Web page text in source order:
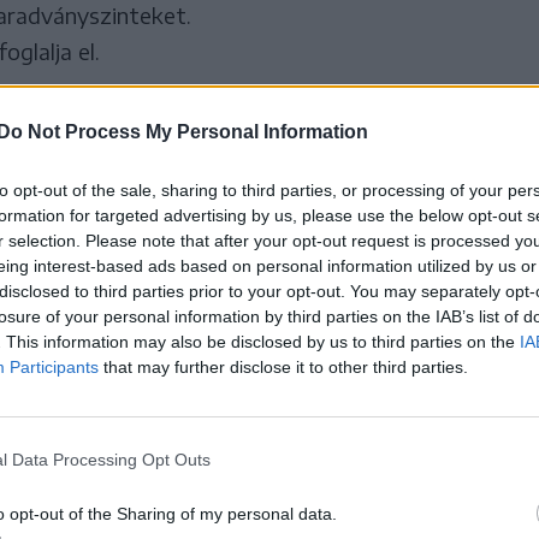
Do Not Process My Personal Information
opt-out of the sale, sharing to third parties, or processing of your
for targeted advertising by us, please use the below opt-out
selection. Please note that after your opt-out request is processed
interest-based ads based on personal information utilized by us
to third parties prior to your opt-out. You may separately
of your personal information by third parties on the IAB’s list of
This information may also be disclosed by us to third parties on the
Participants that may further disclose it to other third parties.
Data Processing Opt Outs
opt-out of the Sharing of my personal data.
foglalja el.
hogy a gyümölcsöket fogyasztás
folyó víz alatt.
el minden
jelentősen csökkenthető a
szennyeződések
a figyelmet, hogy a gyümölcsfogyasztás előnyei